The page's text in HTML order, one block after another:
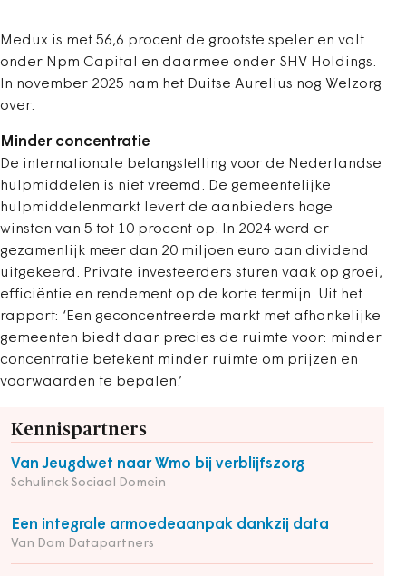
Medux is met 56,6 procent de grootste speler en valt
onder Npm Capital en daarmee onder SHV Holdings.
In november 2025 nam het Duitse Aurelius nog Welzorg
over.
Minder concentratie
De internationale belangstelling voor de Nederlandse
hulpmiddelen is niet vreemd. De gemeentelijke
hulpmiddelenmarkt levert de aanbieders hoge
winsten van 5 tot 10 procent op. In 2024 werd er
gezamenlijk meer dan 20 miljoen euro aan dividend
uitgekeerd. Private investeerders sturen vaak op groei,
efficiëntie en rendement op de korte termijn. Uit het
rapport: ‘Een geconcentreerde markt met afhankelijke
gemeenten biedt daar precies de ruimte voor: minder
concentratie betekent minder ruimte om prijzen en
voorwaarden te bepalen.’
Kennispartners
Van Jeugdwet naar Wmo bij verblijfszorg
Schulinck Sociaal Domein
Een integrale armoedeaanpak dankzij data
Van Dam Datapartners